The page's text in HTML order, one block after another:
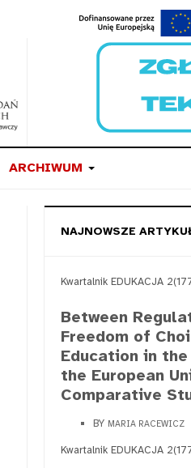
ARCHIWUM
NAJNOWSZE
Kwartalnik EDUKACJA
Between
Freedom of
Education in
the European
Comparative
BY MARIA RACEWICZ
Kwartalnik EDUKACJA